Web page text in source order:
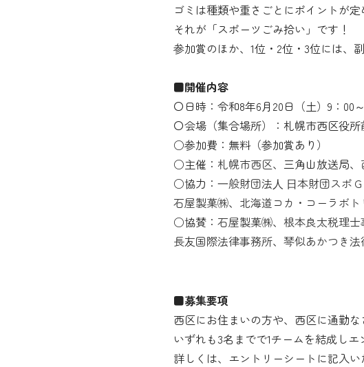
ゴミは種類や重さごとにポイントが
それが「スポーツごみ拾い」です！
参加賞のほか、1位・2位・3位には、
■開催内容
〇日時：令和8年6月20日（土）9：00
〇会場（集合場所）：札幌市西区役所
○参加費：無料（参加賞あり）
○主催： 札幌市西区、三角山放送局、
○協力： ⼀般財団法⼈ ⽇本財団スポ
石屋製菓㈱、 北海道コカ・コーラボ
○協賛： 石屋製菓㈱、 根本良太税理士
長友国際法律事務所、 琴似あかつき
■募集要項
西区にお住まいの方や、西区に通勤な
いずれも3名までで1チームを結成しエ
詳しくは、エントリーシートに記入い